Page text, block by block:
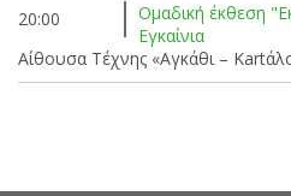
20:00
Ομαδική έκθεση
Εγκαίνια
Αίθουσα Τέχνης «Αγκάθι –